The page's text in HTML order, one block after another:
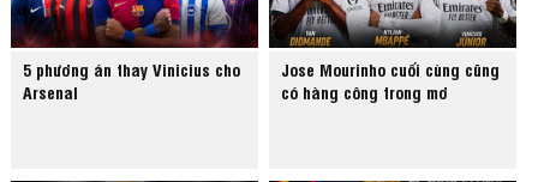
5 phương án thay Vinicius cho
Arsenal
Jose Mourinho cuối cùng cũng
có hàng công trong mơ